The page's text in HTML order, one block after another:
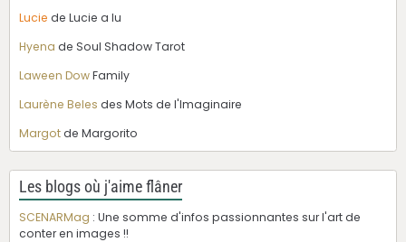
Lucie de Lucie a lu
Hyena de Soul Shadow Tarot
Laween DowFamily
Laurène Beles des Mots de l'Imaginaire
Margotde Margorito
Les blogs où j'aime flâner
SCENARMag : Une somme d'infos passionnantes sur l'art de
conter en images !!